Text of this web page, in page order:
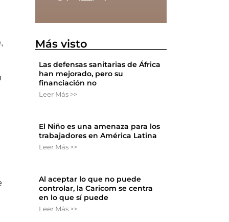
Más visto
Las defensas sanitarias de África
han mejorado, pero su
financiación no
Leer Más >>
El Niño es una amenaza para los
trabajadores en América Latina
Leer Más >>
Al aceptar lo que no puede
controlar, la Caricom se centra
en lo que sí puede
Leer Más >>